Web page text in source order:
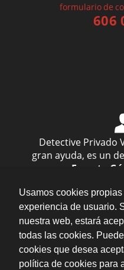
Usamos cookies
experiencia de usuario.
nuestra web, estará
todas las cookies.
cookies que desea
política de cookies para
formulario de
606
Detective Privado
gran ayuda, es un
Ernesto
En toda VALENCIA ·